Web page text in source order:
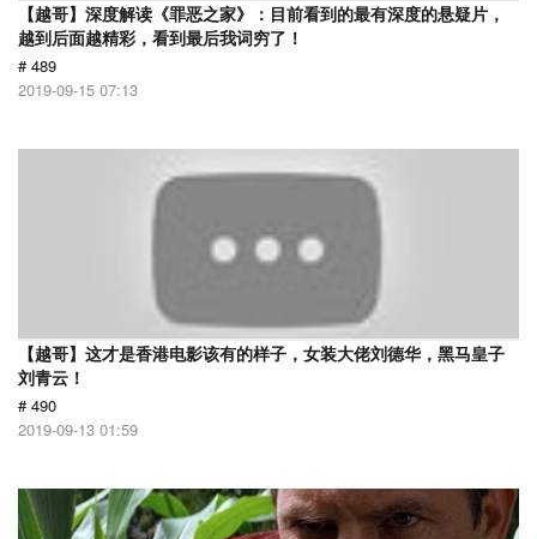
【越哥】深度解读《罪恶之家》：目前看到的最有深度的悬疑片，
越到后面越精彩，看到最后我词穷了！
# 489
2019-09-15 07:13
【越哥】这才是香港电影该有的样子，女装大佬刘德华，黑马皇子
刘青云！
# 490
2019-09-13 01:59